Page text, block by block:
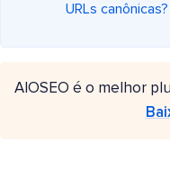
URLs canônicas?
AIOSEO é o melhor